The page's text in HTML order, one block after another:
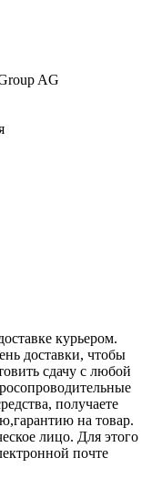
AG
курьером.
доставки, чтобы
сдачу с любой
получаете
на товар.
лицо. Для этого
почте